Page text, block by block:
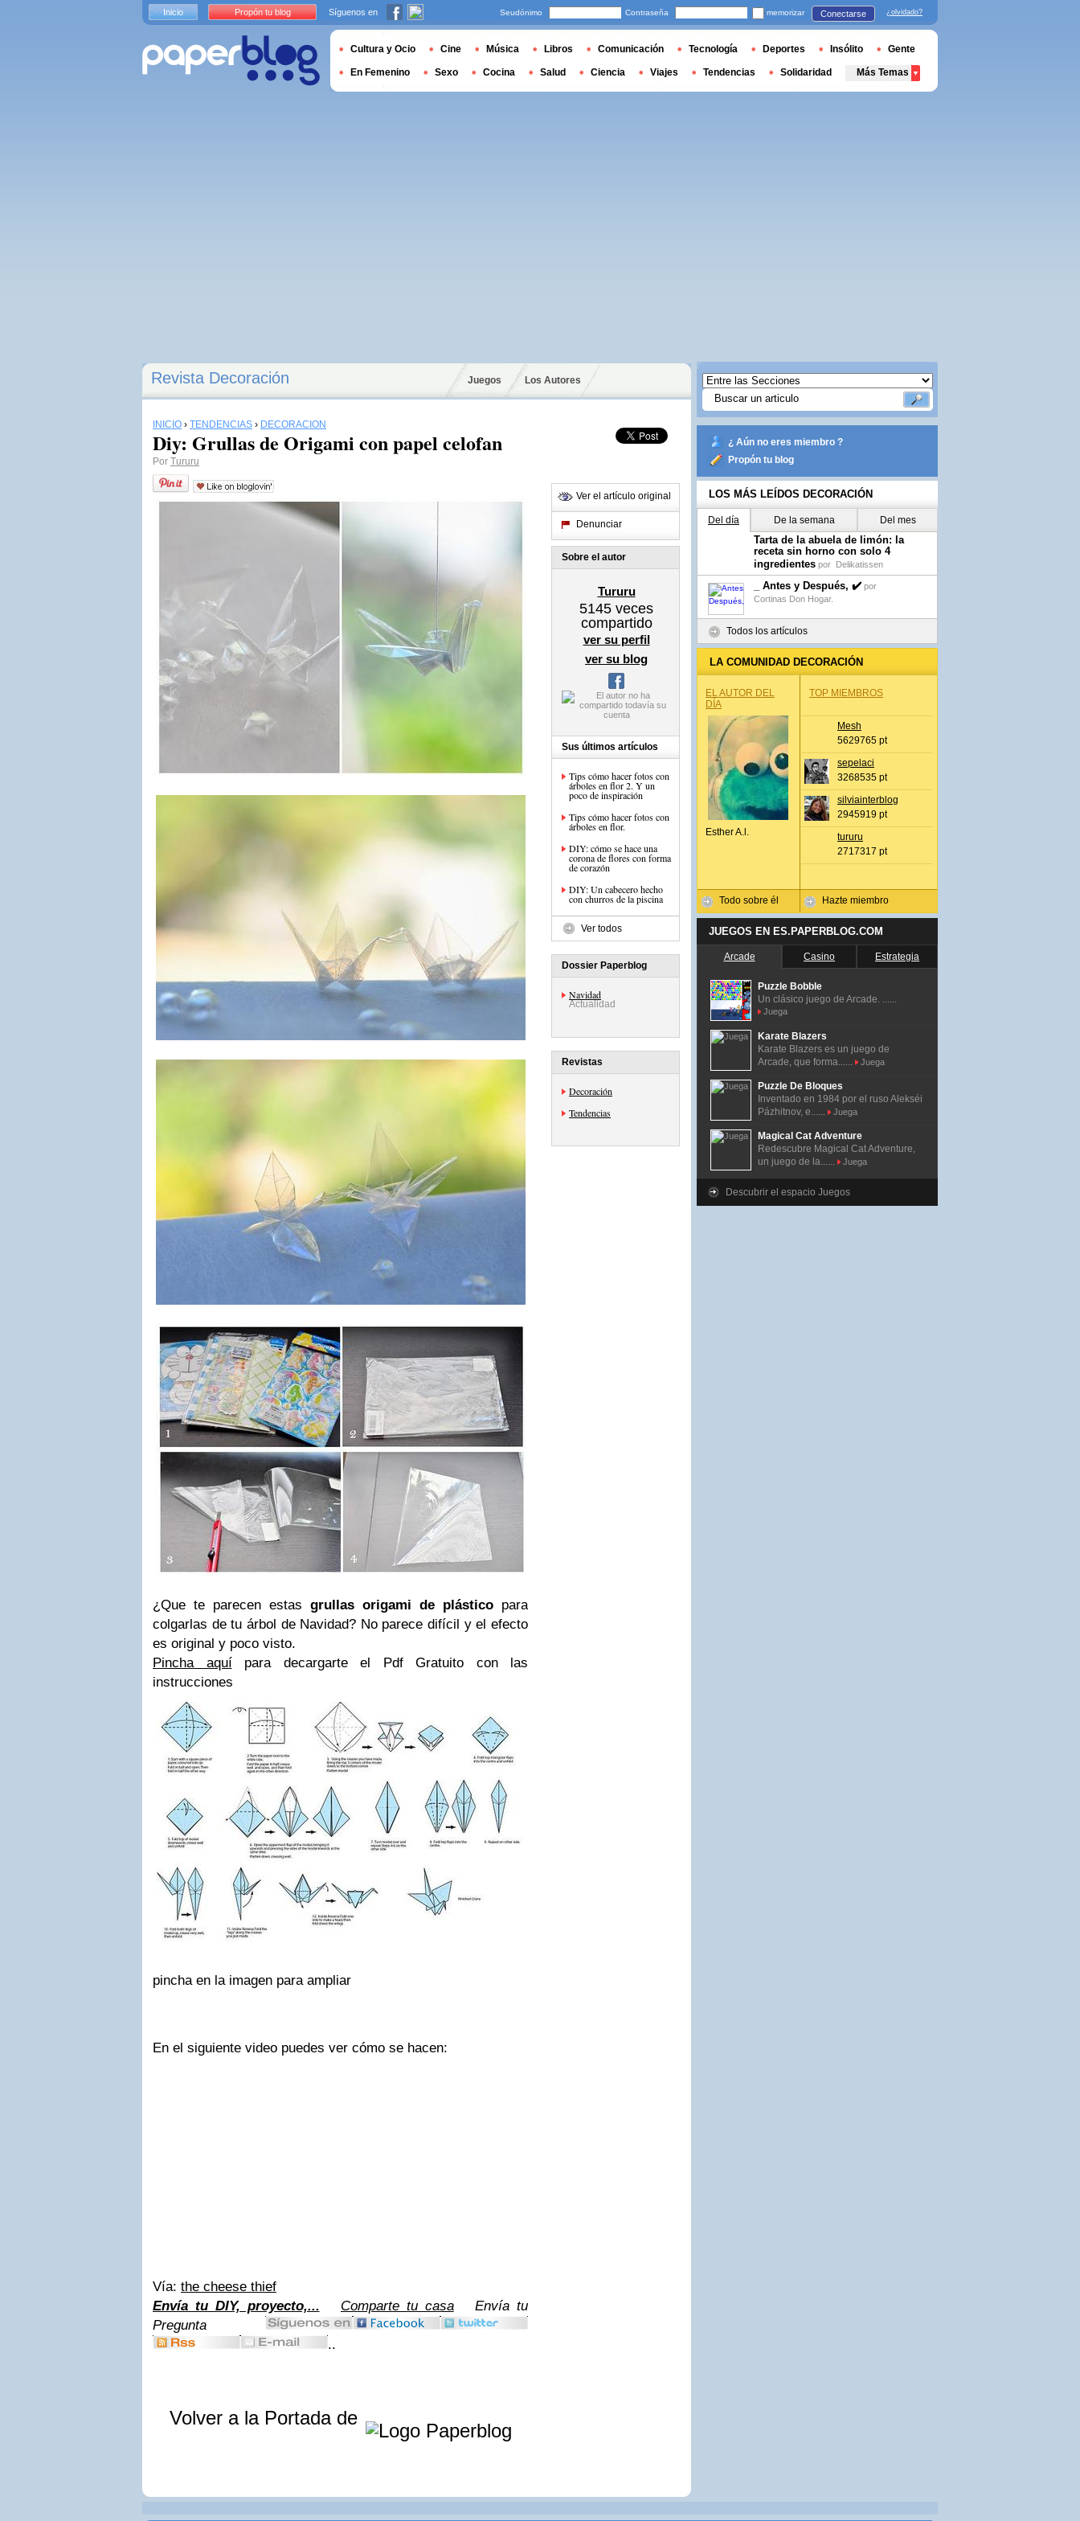
Revista Decoración Juegos Los Autores
INICIO › TENDENCIAS › DECORACIÓN
Diy: Grullas de Origami con papel celofan
Por Tururu
¿Que te parecen estas grullas origami de plástico para
colgarlas de tu árbol de Navidad? No parece difícil y el efecto
es original y poco visto.
Pincha aquípara decargarte el Pdf Gratuito con las
instrucciones
pincha en la imagen para ampliar
En el siguiente video puedes ver cómo se hacen:
Vía: the cheese thief
Envía tu DIY, proyecto,...
Comparte tu casa
Envía tu
Pregunta
..
Volver a la Portada de
Ver el artículo original
Denunciar
Sobre el autor
Tururu
5145 veces
compartido
ver su perfil
ver su blog
Sus últimos artículos
Tips cómo hacer fotos con
árboles en flor 2. Y un
poco de inspiración
Tips cómo hacer fotos con
árboles en flor.
DIY: cómo se hace una
corona de flores con forma
de corazón
DIY: Un cabecero hecho
con churros de la piscina
Ver todos
Dossier Paperblog
Navidad
Actualidad
Revistas
Decoración
Tendencias
¿ Aún no eres miembro ?
Propón tu blog
LOS MÁS LEÍDOS DECORACIÓN
Del día De la semana Del mes
Tarta de la abuela de limón: la
receta sin horno con solo 4
ingredientes por Delikatissen
_ Antes y Después, ✔️ por
Cortinas Don Hogar.
Todos los artículos
LA COMUNIDAD DECORACIÓN
EL AUTOR DEL
DÍA
Esther A.l.
Todo sobre él
TOP MIEMBROS
Mesh
5629765 pt
sepelaci
3268535 pt
silviainterblog
2945919 pt
tururu
2717317 pt
Hazte miembro
JUEGOS EN ES.PAPERBLOG.COM
Arcade Casino Estrategia
Puzzle Bobble
Un clásico juego de Arcade. ......
Juega
Karate Blazers
Karate Blazers es un juego de
Arcade, que forma......
Juega
Puzzle De Bloques
Inventado en 1984 por el ruso Alekséi
Pázhitnov, e......
Juega
Magical Cat Adventure
Redescubre Magical Cat Adventure,
un juego de la......
Juega
Descubrir el espacio Juegos
Inicio Propón tu blog Síguenos en Seudónimo Contraseña memorizar Conectarse ¿olvidado?
Cultura y Ocio Cine Música Libros Comunicación Tecnología Deportes Insólito Gente
En Femenino Sexo Cocina Salud Ciencia Viajes Tendencias Solidaridad Más Temas